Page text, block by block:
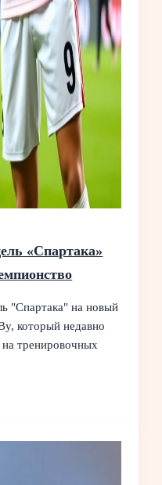
«Спартака»
"Спартака" на новый
который недавно
тренировочных